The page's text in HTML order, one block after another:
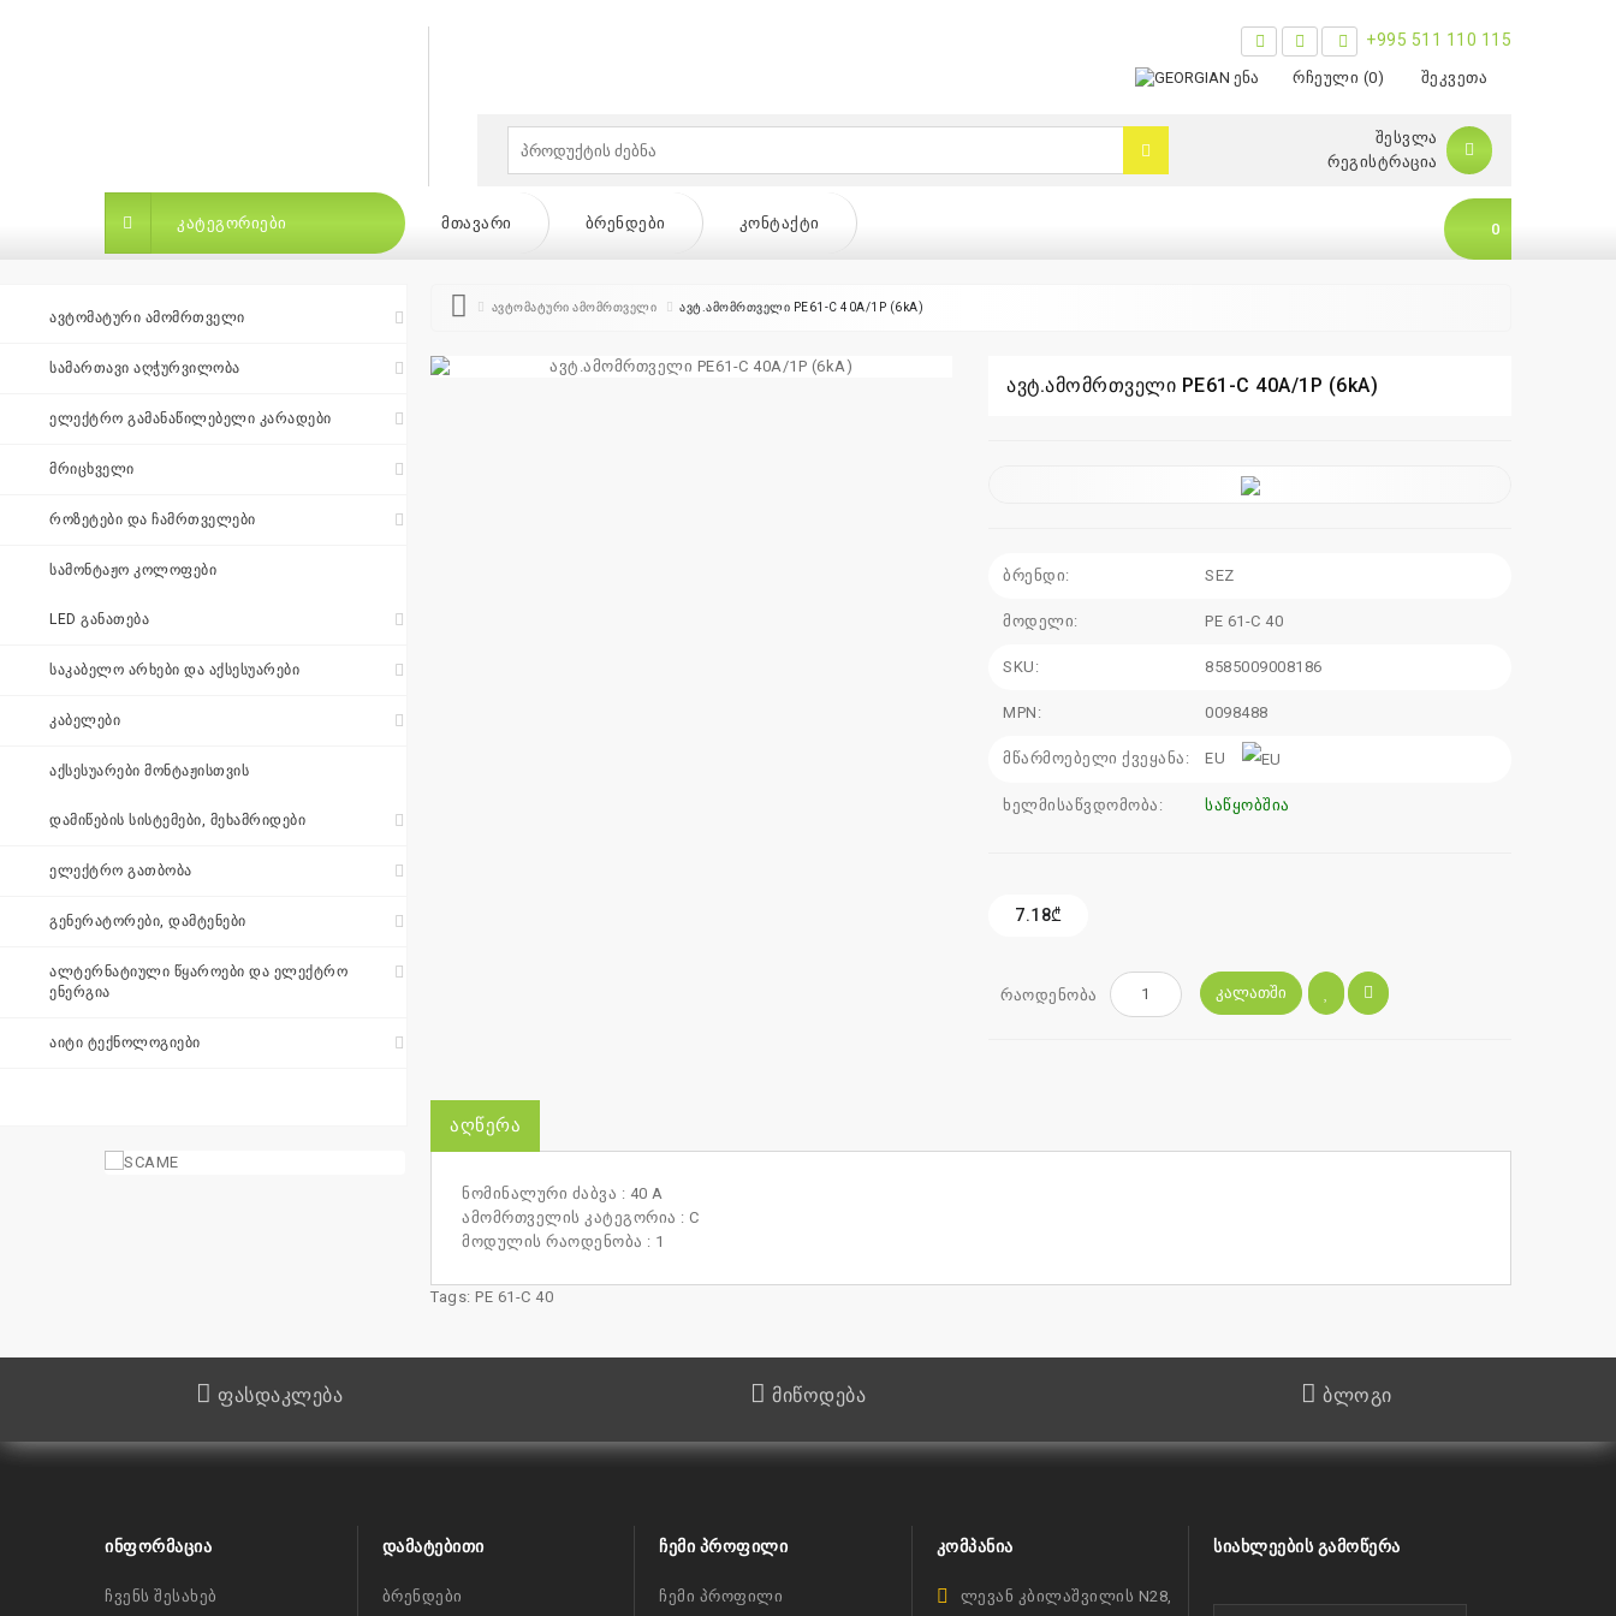
ᲙᲐᲢᲔᲒᲝᲠᲘᲔᲑᲘ ᲛᲗᲐᲕᲐᲠᲘ
თვის
+995 511 110
+995 511 110 115
ᲔᲜᲐ ᲠᲩᲔᲣᲚᲘ (0) ᲨᲔᲙᲕᲔᲗᲐ
ᲨᲔᲡᲕᲚᲐ
ᲠᲔᲒᲘᲡᲢᲠᲐᲪᲘᲐ
ᲙᲐᲢᲔᲒᲝᲠᲘᲔᲑᲘ ᲛᲗᲐᲕᲐᲠᲘ ᲑᲠᲔᲜᲓᲔᲑᲘ ᲙᲝᲜᲢᲐᲥᲢᲘ 0
ᲐᲕᲢᲝᲛᲐᲢᲣᲠᲘ ᲐᲛᲝᲛᲠᲗᲕᲔᲚᲘ
ᲡᲐᲛᲐᲠᲗᲐᲕᲘ ᲐᲦᲭᲣᲠᲕᲘᲚᲝᲑᲐ
ᲔᲚᲔᲥᲢᲠᲝ ᲒᲐᲛᲐᲜᲐᲬᲘᲚᲔᲑᲔᲚᲘ ᲙᲐᲠᲐᲓᲔᲑᲘ
ᲛᲠᲘᲪᲮᲕᲔᲚᲘ
ᲠᲝᲖᲔᲢᲔᲑᲘ ᲓᲐ ᲩᲐᲛᲠᲗᲕᲔᲚᲔᲑᲘ
ᲡᲐᲛᲝᲜᲢᲐᲟᲝ ᲙᲝᲚᲝᲤᲔᲑᲘ
LED ᲒᲐᲜᲐᲗᲔᲑᲐ
ᲡᲐᲙᲐᲑᲔᲚᲝ ᲐᲠᲮᲔᲑᲘ ᲓᲐ ᲐᲥᲡᲔᲡᲣᲐᲠᲔᲑᲘ
ᲙᲐᲑᲔᲚᲔᲑᲘ
ᲐᲥᲡᲔᲡᲣᲐᲠᲔᲑᲘ ᲛᲝᲜᲢᲐᲟᲘᲡᲗᲕᲘᲡ
ᲓᲐᲛᲘᲬᲔᲑᲘᲡ ᲡᲘᲡᲢᲔᲛᲔᲑᲘ, ᲛᲔᲮᲐᲛᲠᲘᲓᲔᲑᲘ
ᲔᲚᲔᲥᲢᲠᲝ ᲒᲐᲗᲑᲝᲑᲐ
ᲒᲔᲜᲔᲠᲐᲢᲝᲠᲔᲑᲘ, ᲓᲐᲛᲢᲔᲜᲔᲑᲘ
ᲐᲚᲢᲔᲠᲜᲐᲢᲘᲣᲚᲘ ᲬᲧᲐᲠᲝᲔᲑᲘ ᲓᲐ ᲔᲚᲔᲥᲢᲠᲝ
ᲔᲜᲔᲠᲒᲘᲐ
ᲐᲘᲢᲘ ᲢᲔᲥᲜᲝᲚᲝᲒᲘᲔᲑᲘ
ავტომატური ამომრთველი ავტ.ამომრთველი PE61-C 40A/1P (6kA)
ავტ.ამომრთველი PE61-C 40A/1P (6kA)
ბრენდი: SEZ
მოდელი: PE 61-C 40
SKU: 8585009008186
MPN: 0098488
მწარმოებელი ქვეყანა: EU
ხელმისაწვდომობა: საწყობშია
7.18₾
რაოდენობა ᲙᲐᲚᲐᲗᲨᲘ
ᲐᲦᲬᲔᲠᲐ
ნომინალური ძაბვა : 40 A
ამომრთველის კატეგორია : C
მოდულის რაოდენობა : 1
Tags: PE 61-C 40
ფასდაკლება მიწოდება ბლოგი
ᲘᲜᲤᲝᲠᲛᲐᲪᲘᲐ
ჩვენს შესახებ
ᲓᲐᲛᲐᲢᲔᲑᲘᲗᲘ
ბრენდები
ᲩᲔᲛᲘ ᲞᲠᲝᲤᲘᲚᲘ
ჩემი პროფილი
ᲙᲝᲛᲞᲐᲜᲘᲐ
ლევან კბილაშვილის N28,
ᲡᲘᲐᲮᲚᲔᲔᲑᲘᲡ ᲒᲐᲛᲝᲬᲔᲠᲐ